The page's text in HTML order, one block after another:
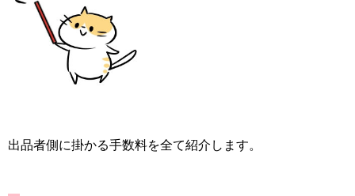
出品者側に掛かる手数料を全て紹介します。